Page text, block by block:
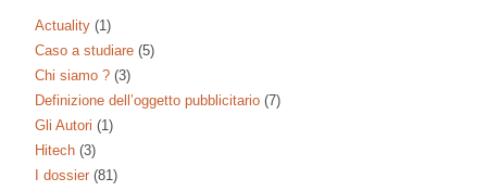
Actuality (1)
Caso a studiare (5)
Chi siamo ? (3)
Definizione dell’oggetto pubblicitario (7)
Gli Autori (1)
Hitech (3)
I dossier (81)